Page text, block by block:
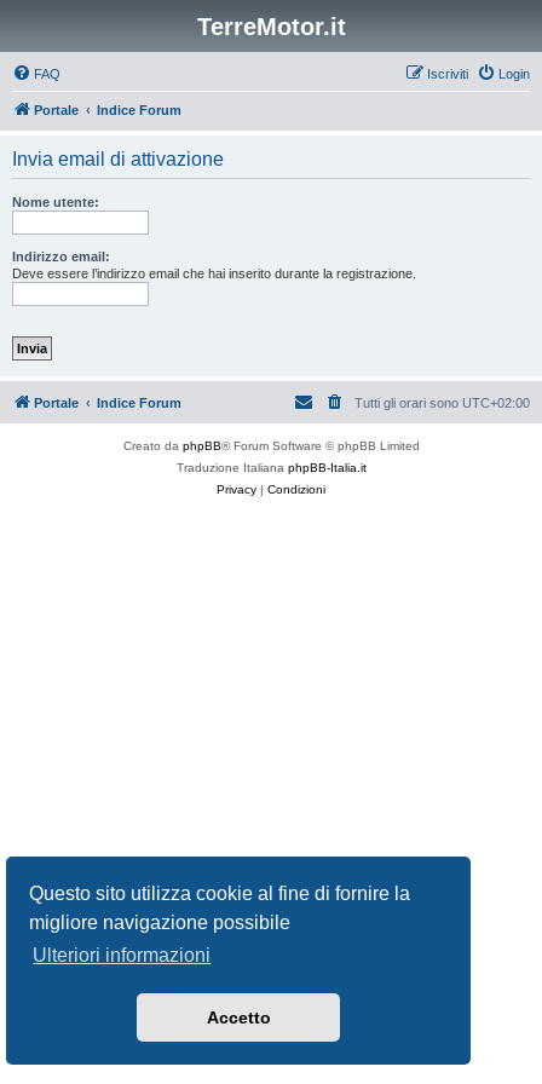
Questo sito utilizza cookie al fine di fornire la
migliore navigazione possibile
Ulteriori informazioni
Accetto
TerreMotor.it
FAQ Login
Iscriviti
Portale Indice Forum
Invia email di attivazione
Nome utente:
Indirizzo email:
Deve essere l’indirizzo email che hai inserito durante la registrazione.
Portale Indice Forum Tutti gli orari sono UTC+02:00
Creato da phpBB® Forum Software © phpBB Limited
Traduzione Italiana phpBB-Italia.it
Privacy | Condizioni